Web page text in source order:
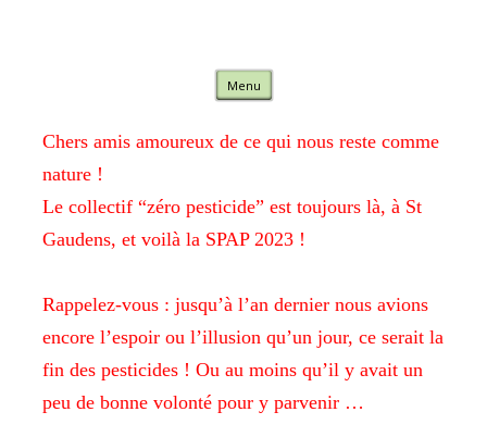
Menu Skip to content
Chers amis amoureux de ce qui nous reste comme
nature !
Le collectif “zéro pesticide” est toujours là, à St
Gaudens, et voilà la SPAP 2023 !
Rappelez-vous : jusqu’à l’an dernier nous avions
encore l’espoir ou l’illusion qu’un jour, ce serait la
fin des pesticides ! Ou au moins qu’il y avait un
peu de bonne volonté pour y parvenir …